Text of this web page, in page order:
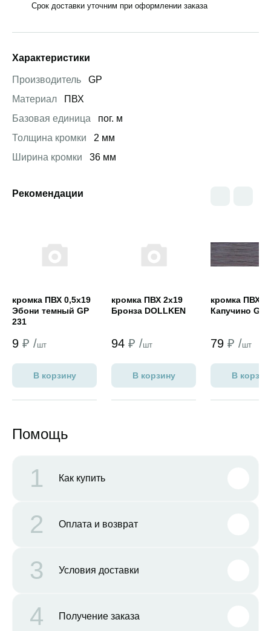
Срок доставки уточним при оформлении заказа
Характеристики
Производитель
GP
Материал
ПВХ
Базовая единица
пог. м
Толщина кромки
2 мм
Ширина кромки
36 мм
Рекомендации
кромка ПВХ 0,5х19
Эбони темный GP
231
9 ₽ /шт
В корзину
кромка ПВХ 2х19
Бронза DOLLKEN
94 ₽ /шт
В корзину
кромка ПВХ
Капучино GP
79 ₽ /шт
В
Помощь
1 Как купить
2 Оплата и возврат
3 Условия доставки
4 Получение заказа